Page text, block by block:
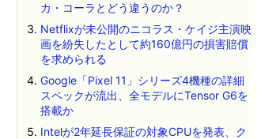
カ・コーラとどう違うのか？
Netflixが未公開のニコラス・ケイジ主演映
画を紛失したとして約160億円の損害賠償
を求められる
Google「Pixel 11」シリーズ4機種の詳細
スペックが流出、全モデルにTensor G6を
搭載か
Intelが2年延長保証の対象CPUを発表、ク